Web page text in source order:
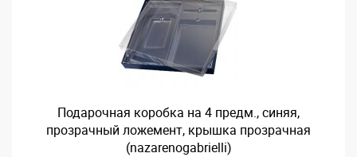
Подарочная коробка на 4 предм., синяя,
прозрачный ложемент, крышка прозрачная
(nazarenogabrielli)